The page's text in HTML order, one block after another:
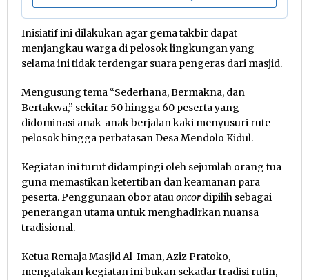
Inisiatif ini dilakukan agar gema takbir dapat
menjangkau warga di pelosok lingkungan yang
selama ini tidak terdengar suara pengeras dari masjid.
Mengusung tema “Sederhana, Bermakna, dan
Bertakwa,” sekitar 50 hingga 60 peserta yang
didominasi anak-anak berjalan kaki menyusuri rute
pelosok hingga perbatasan Desa Mendolo Kidul.
Kegiatan ini turut didampingi oleh sejumlah orang tua
guna memastikan ketertiban dan keamanan para
peserta. Penggunaan obor atauoncor dipilih sebagai
penerangan utama untuk menghadirkan nuansa
tradisional.
Ketua Remaja Masjid Al-Iman, Aziz Pratoko,
mengatakan kegiatan ini bukan sekadar tradisi rutin,